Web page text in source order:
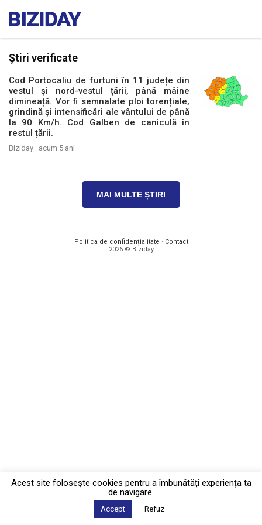
Știri verificate
Cod Portocaliu de furtuni în 11 județe din
vestul și nord-vestul țării, până mâine
dimineață. Vor fi semnalate ploi torențiale,
grindină și intensificări ale vântului de până
la 90 Km/h. Cod Galben de caniculă în
restul țării.
Biziday · acum 5 ani
MAI MULTE ȘTIRI
Politica de confidențialitate · Contact
2026 © Biziday
Acest site foloseşte cookies pentru a îmbunătăți experiența ta
de navigare.
Accept Refuz